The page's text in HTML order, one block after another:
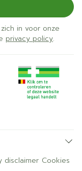
in voor onze
privacy policy.
disclaimer Cookies